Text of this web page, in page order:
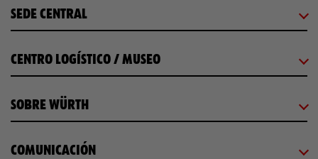
SEDE CENTRAL
CENTRO LOGÍSTICO / MUSEO
SOBRE WÜRTH
COMUNICACIÓN